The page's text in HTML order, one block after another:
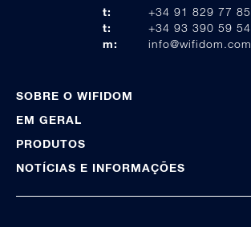
t:
+34 91 829 77 85
t:
+34 93 390 59 54
m:
info@wifidom.com
SOBRE O WIFIDOM
EM GERAL
PRODUTOS
NOTÍCIAS E INFORMAÇÕES